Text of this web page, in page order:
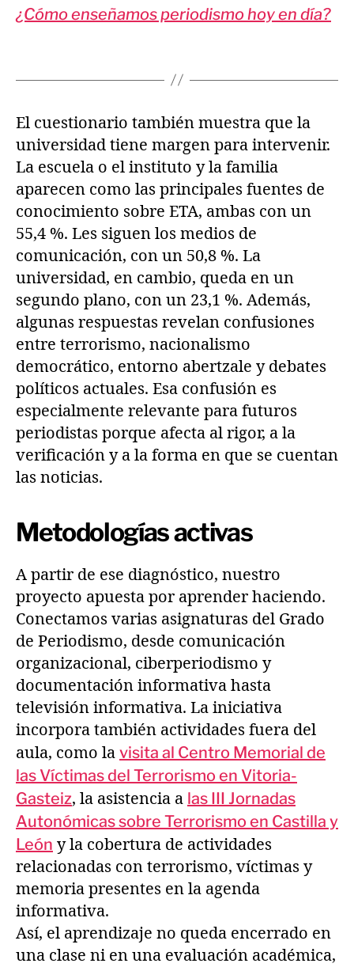
¿Cómo enseñamos periodismo hoy en día?
El cuestionario también muestra que la
universidad tiene margen para intervenir.
La escuela o el instituto y la familia
aparecen como las principales fuentes de
conocimiento sobre ETA, ambas con un
55,4 %. Les siguen los medios de
comunicación, con un 50,8 %. La
universidad, en cambio, queda en un
segundo plano, con un 23,1 %. Además,
algunas respuestas revelan confusiones
entre terrorismo, nacionalismo
democrático, entorno abertzale y debates
políticos actuales. Esa confusión es
especialmente relevante para futuros
periodistas porque afecta al rigor, a la
verificación y a la forma en que se cuentan
las noticias.
Metodologías activas
A partir de ese diagnóstico, nuestro
proyecto apuesta por aprender haciendo.
Conectamos varias asignaturas del Grado
de Periodismo, desde comunicación
organizacional, ciberperiodismo y
documentación informativa hasta
televisión informativa. La iniciativa
incorpora también actividades fuera del
aula, como la visita al Centro Memorial de
las Víctimas del Terrorismo en Vitoria-
Gasteiz, la asistencia a las III Jornadas
Autonómicas sobre Terrorismo en Castilla y
León y la cobertura de actividades
relacionadas con terrorismo, víctimas y
memoria presentes en la agenda
informativa.
Así, el aprendizaje no queda encerrado en
una clase ni en una evaluación académica,